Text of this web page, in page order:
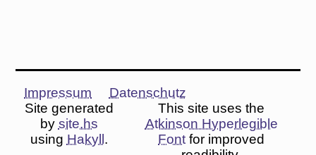
Impressum
Datenschutz
Site generated
by site.hs
using Hakyll.
This site uses the
Atkinson Hyperlegible
Font for improved